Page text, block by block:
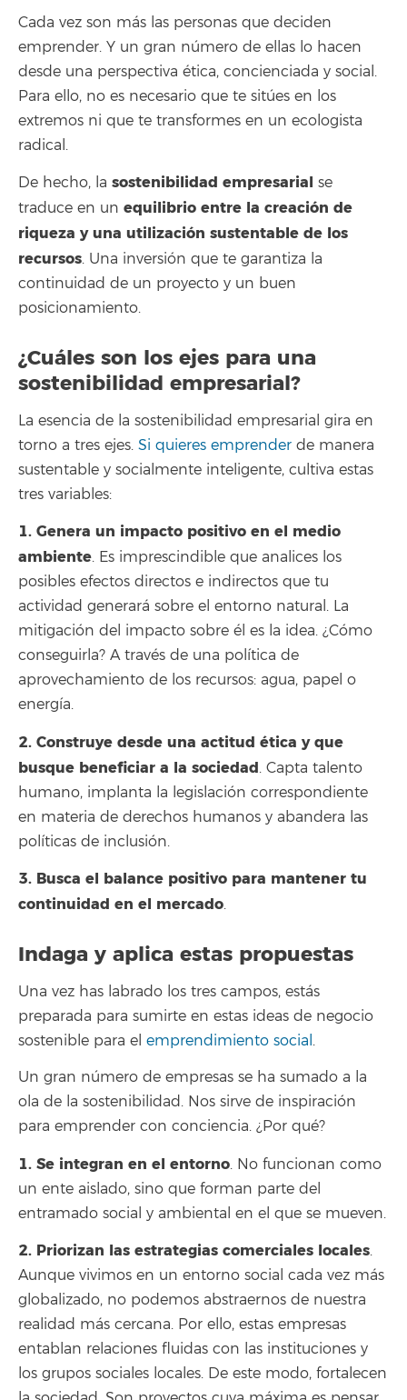
Cada vez son más las personas que deciden
emprender. Y un gran número de ellas lo hacen
desde una perspectiva ética, concienciada y social.
Para ello, no es necesario que te sitúes en los
extremos ni que te transformes en un ecologista
radical.
De hecho, la sostenibilidad empresarial se
traduce en un equilibrio entre la creación de
riqueza y una utilización sustentable de los
recursos. Una inversión que te garantiza la
continuidad de un proyecto y un buen
posicionamiento.
¿Cuáles son los ejes para una
sostenibilidad empresarial?
La esencia de la sostenibilidad empresarial gira en
torno a tres ejes. Si quieres emprender de manera
sustentable y socialmente inteligente, cultiva estas
tres variables:
1. Genera un impacto positivo en el medio
ambiente. Es imprescindible que analices los
posibles efectos directos e indirectos que tu
actividad generará sobre el entorno natural. La
mitigación del impacto sobre él es la idea. ¿Cómo
conseguirla? A través de una política de
aprovechamiento de los recursos: agua, papel o
energía.
2. Construye desde una actitud ética y que
busque beneficiar a la sociedad. Capta talento
humano, implanta la legislación correspondiente
en materia de derechos humanos y abandera las
políticas de inclusión.
3. Busca el balance positivo para mantener tu
continuidad en el mercado.
Indaga y aplica estas propuestas
Una vez has labrado los tres campos, estás
preparada para sumirte en estas ideas de negocio
sostenible para el emprendimiento social .
Un gran número de empresas se ha sumado a la
ola de la sostenibilidad. Nos sirve de inspiración
para emprender con conciencia. ¿Por qué?
1. Se integran en el entorno. No funcionan como
un ente aislado, sino que forman parte del
entramado social y ambiental en el que se mueven.
2. Priorizan las estrategias comerciales locales.
Aunque vivimos en un entorno social cada vez más
globalizado, no podemos abstraernos de nuestra
realidad más cercana. Por ello, estas empresas
entablan relaciones fluidas con las instituciones y
los grupos sociales locales. De este modo, fortalecen